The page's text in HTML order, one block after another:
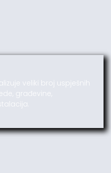
veliki broj uspješnih
građevine,